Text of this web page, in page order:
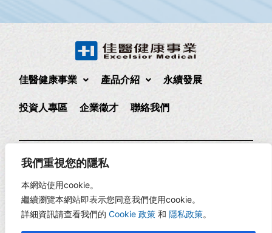
我們重視您的隱私
本網站使用cookie。
繼續瀏覽本網站即表示您同意我們使用cookie。
詳細資訊請查看我們的 Cookie 政策 和 隱私政策。
佳醫健康事業 產品介紹 永續發展
投資人專區 企業徵才 聯絡我們
235 新北市中和區中正路880號17樓
17F., No. 880, Zhongzheng Rd., Zhonghe Dist., New Taipei
City, Taiwan
Copyright © 2026 佳醫健康 | 網頁設計 -RiseCreatives 展躍